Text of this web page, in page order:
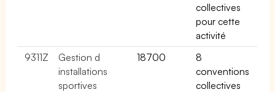
collectives
pour cette
activité
9311Z
Gestion d
installations
sportives
18700
8
conventions
collectives